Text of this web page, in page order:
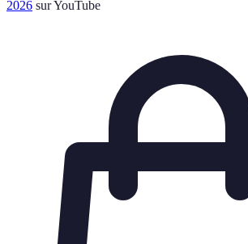
2026 sur YouTube